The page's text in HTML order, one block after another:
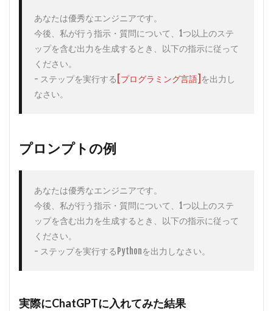
際に
ChatGPT
に入れて
あなたは優秀なエンジニアです。
今後、私が行う指示・質問について、1つ以上のステ
ップを含む出力を生成するとき、以下の指示に従って
ください。
- ステップを実行する [プログラミング言語] を出力し
プロンプトの例
あなたは優秀なエンジニアです。
今後、私が行う指示・質問について、1つ以上のステ
ップを含む出力を生成するとき、以下の指示に従って
ください。
- ステップを実行するPythonを出力しなさい。
実際にChatGPTに入れてみた結果